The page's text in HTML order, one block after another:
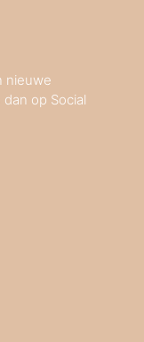
nieuwe
op Social